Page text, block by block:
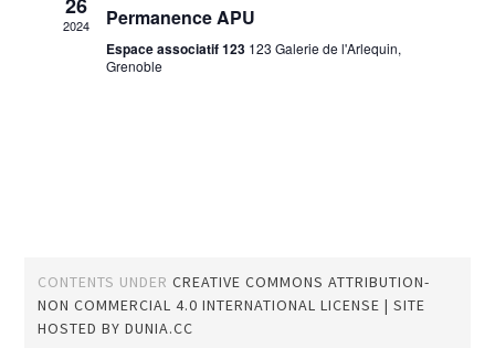
2024 Permanence APU
Espace associatif 123 123 Galerie de l'Arlequin,
Grenoble
CONTENTS UNDERCREATIVE COMMONS ATTRIBUTION-
NON COMMERCIAL 4.0 INTERNATIONAL LICENSE| SITE
HOSTED BYDUNIA.CC